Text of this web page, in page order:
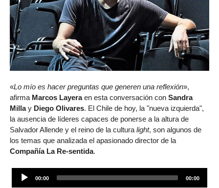
«Lo mío es hacer preguntas que generen una reflexión»,
afirma Marcos Layeraen esta conversación con Sandra
Millay Diego Olivares. El Chile de hoy, la "nueva izquierda",
la ausencia de líderes capaces de ponerse a la altura de
Salvador Allende y el reino de la cultura light, son algunos de
los temas que analizada el apasionado director de la
Compañía La Re-sentida.
00:00 00:00